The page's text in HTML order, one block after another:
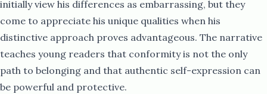
initially view his differences as embarrassing, but they
come to appreciate his unique qualities when his
distinctive approach proves advantageous. The narrative
teaches young readers that conformity is not the only
path to belonging and that authentic self-expression can
be powerful and protective.​​​​‌ ‍ ​‍​‍‌‍ ‌ ​‍‌‍‍‌‌‍‌ ‌‍‍‌‌‍ ‍​‍​‍​ ‍‍​‍​‍‌ ​ ‌‍​‌‌‍ ‍‌‍‍‌‌ ‌​‌ ‍‌​‍ ‍‌‍‍‌‌‍ ​‍​‍​‍ ​​‍​‍‌‍‍​‌ ​‍‌‍‌‌‌‍‌‍​‍​‍​ ‍‍​‍​‍‌‍‍​‌ ‌​‌ ‌​‌ ​​‌ ​ ​ ‍‍​‍ ​‍ ‌ ​​‌‍‍‌‌‍​ ‌ ‌​‌ ‌‌‌ ​‍‌‍‌‌‌‍​‍‌‍ ‌‍ ‌‍‍ ‌ ​‍‌‍‌‌‌ ‌‍‌‍‍‌‌‍‌‌‌ ‌ ​‍ ‍‌ ​ ‌‍​‌‌‍ ‍‌‍‍‌‌ ‌​‌ ‍‌​‍ ‍‌ ​ ‌ ‌​‌ ‌‌‌‍‌​‌‍‍‌‌‍ ​‍ ‌‍‍‌‌‍ ‍‌ ‌​‌‍‌‌‌‍ ‍‌ ‌​​‍ ‌‍‌‌‌‍‌​‌‍‍‌‌ ‌​​‍ ‌‍ ‌‌‍ ‌‍‌​‌‍‌‌​ ‌‌ ​​‌ ​‍‌‍‌‌‌ ​ ‌‍‌‌‌‍ ‍‌ ‌​‌‍​‌‌ ‌​‌‍‍‌‌‍ ‌‍ ‍​ ‍ ‌‍‍‌‌‍‌​​ ‌‌‍ ‌‌​ ‌ ‌‍​ ‍‌​ ​‍‌ ​ ‌​ ​‌‌‍‌‌ ​​‌ ​ ‌‌‌ ‌‍‌‍​ ‌‌‌ ​‍​ ‌‍‌‌‌​‌​‍ ‌ ‍​‌ ​ ‌ ​‍‌ ‍​‌​‍‍​ ‍ ‌ ‌​‌ ‍‌‌ ​​‌‍‌‌​ ‌‌ ​‍‌‍‌‌‌ ‌‍‌‍‍‌‌‍‌‌‌ ‌ ​ ‍ ‌ ​​‌‍​‌‌ ‌​‌‍‍​​ ‌‌‍​‍‌‍ ‌‍‌​‌ ‍‌​‍‌‌​ ‌‌‌​​‍‌‌ ‌‍‍ ‌‍‌‌‌ ‍‌​‍‌‌​ ​ ‌​‌​​‍‌‌​ ​ ‌​‌​​‍‌‌​ ​‍​ ​‍‌‍​‍‌‍ ​‌‍ ‌‍​ ‌‍‍ ​ ​‍​‍‌‌​ ​‍​ ​‍​‍‌‌​ ‌‌‌​‌​​‍ ‍‌‍​ ‌‍‍​‌‍‍‌‌‍ ​‌‍‌​‌ ​‍‌‍‌‌‌‍ ‍​‍‌‌​ ‌‌‌​​‍‌‌ ‌‍‍ ‌‍‌‌‌ ‍‌​‍‌‌​ ​ ‌​‌​​‍‌‌​ ​ ‌​‌​​‍‌‌​ ​‍​ ​‍‌ ​ ‌ ​​‌‍​‌‌‍ ‍​ ​​​‍‌‌​ ​‍​ ​‍​‍‌‌​ ‌‌‌​‌​​‍ ‍‌ ‌​‌‍‌‌‌ ‍​‌ ‌​​ ‌‍​‍‌‍​‌‌ ​ ‌‍‌‌‌‌‌‌‌ ​‍‌‍ ​​ ‌‌‍‍​‌ ‌​‌ ‌​‌ ​​‌ ​ ​‍‌‌​ ​ ‌​​‌​‍‌‌​ ​‍‌​‌‍​‍‌‌​ ​‍‌​‌‍‌ ​​‌‍‍‌‌‍​ ‌ ‌​‌ ‌‌‌ ​‍‌‍‌‌‌‍​‍‌‍ ‌‍ ‌‍‍ ‌ ​‍‌‍‌‌‌ ‌‍‌‍‍‌‌‍‌‌‌ ‌ ​‍ ‍‌ ​ ‌‍​‌‌‍ ‍‌‍‍‌‌ ‌​‌ ‍‌​‍ ‍‌ ​ ‌ ‌​‌ ‌‌‌‍‌​‌‍‍‌‌‍ ​‍‌‍‌‍‍‌‌‍‌​​ ‌‌‍ ‌‌​ ‌ ‌‍​ ‍‌​ ​‍‌ ​ ‌​ ​‌‌‍‌‌ ​​‌ ​ ‌‌‌ ‌‍‌‍​ ‌‌‌ ​‍​ ‌‍‌‌‌​‌​‍ ‌ ‍​‌ ​ ‌ ​‍‌ ‍​‌​‍‍​‍‌‍‌ ‌​‌ ‍‌‌ ​​‌‍‌‌​ ‌‌ ​‍‌‍‌‌‌ ‌‍‌‍‍‌‌‍‌‌‌ ‌ ​‍‌‍‌ ​​‌‍​‌‌ ‌​‌‍‍​​ ‌‌‍​‍‌‍ ‌‍‌​‌ ‍‌​‍‌‌​ ‌‌‌​​‍‌‌ ‌‍‍ ‌‍‌‌‌ ‍‌​‍‌‌​ ​ ‌​‌​​‍‌‌​ ​ ‌​‌​​‍‌‌​ ​‍​ ​‍‌‍​‍‌‍ ​‌‍ ‌‍​ ‌‍‍ ​ ​‍​‍‌‌​ ​‍​ ​‍​‍‌‌​ ‌‌‌​‌​​‍ ‍‌‍​ ‌‍‍​‌‍‍‌‌‍ ​‌‍‌​‌ ​‍‌‍‌‌‌‍ ‍​‍‌‌​ ‌‌‌​​‍‌‌ ‌‍‍ ‌‍‌‌‌ ‍‌​‍‌‌​ ​ ‌​‌​​‍‌‌​ ​ ‌​‌​​‍‌‌​ ​‍​ ​‍‌ ​ ‌ ​​‌‍​‌‌‍ ‍​ ​​​‍‌‌​ ​‍​ ​‍​‍‌‌​ ‌‌‌​‌​​‍ ‍‌ ‌​‌‍‌‌‌ ‍​‌ ‌​​‍‌‍‌ ​​‌‍‌‌‌ ​‍‌ ​ ‌ ​​‌‍‌‌‌‍​ ‌ ‌​‌‍‍‌‌ ‌‍‌‍‌‌​ ‌‌ ​​‌ ‌‌‌‍​‍‌‍ ​‌‍‍‌‌ ​ ‌‍‍​‌‍‌‌‌‍‌​​‍​‍‌ ‌